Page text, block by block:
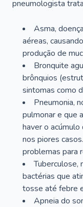
pneumologista
Asma,
aéreas,
produção de
Bronquite
brônquios
sintomas como
Pneumonia,
pulmonar e que
haver o
nos piores
problemas para
Tuberculose,
bactérias que
tosse até febre
Apneia do